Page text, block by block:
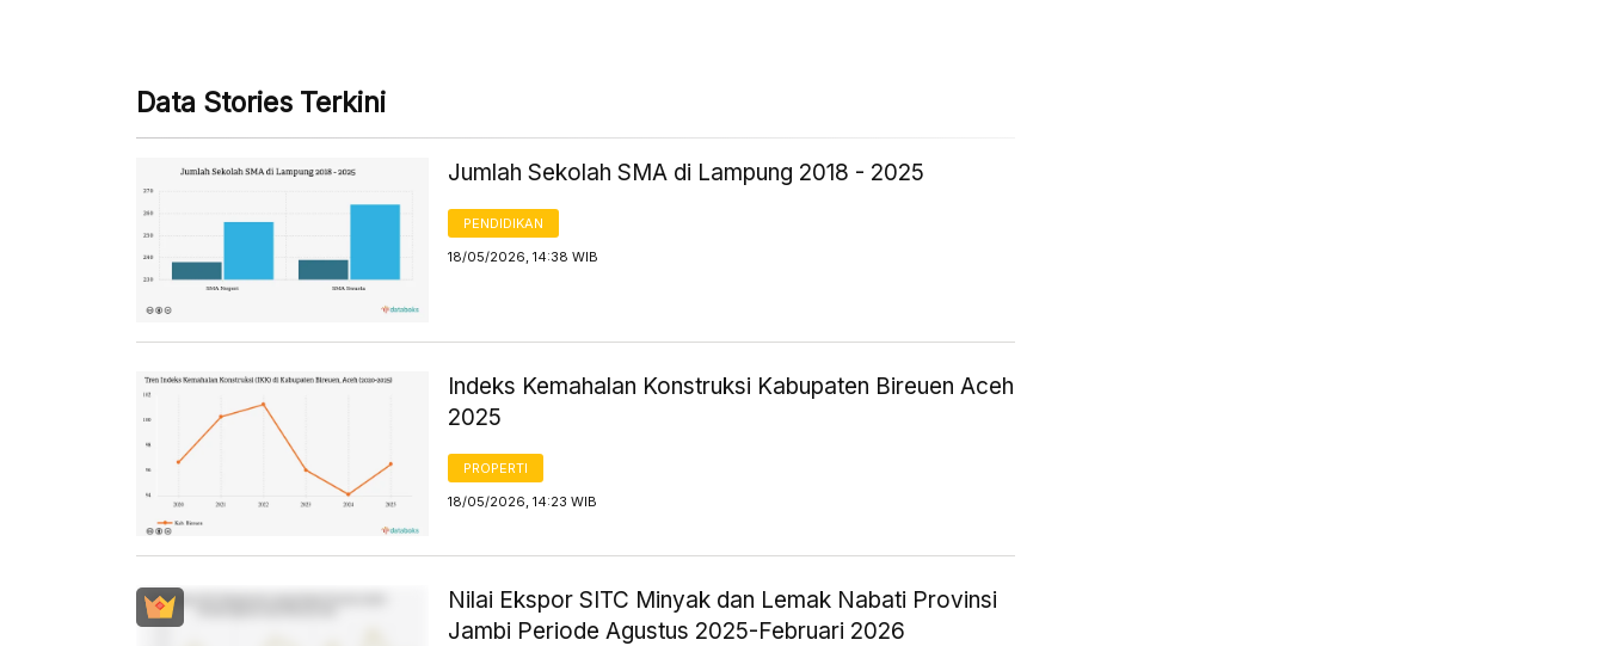
Data Stories Terkini
Jumlah Sekolah SMA di Lampung 2018 - 2025
PENDIDIKAN
18/05/2026, 14:38 WIB
Indeks Kemahalan Konstruksi Kabupaten Bireuen Aceh
2025
PROPERTI
18/05/2026, 14:23 WIB
Nilai Ekspor SITC Minyak dan Lemak Nabati Provinsi
Jambi Periode Agustus 2025-Februari 2026